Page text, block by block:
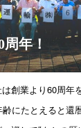
せ
ーム
年！
創業より60周年
にたとえると還